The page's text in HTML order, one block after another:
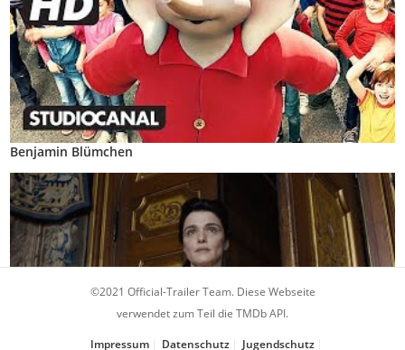
Benjamin Blümchen
©2021 Official-Trailer Team. Diese Webseite
verwendet zum Teil die TMDb API.
Impressum
Datenschutz Jugendschutz